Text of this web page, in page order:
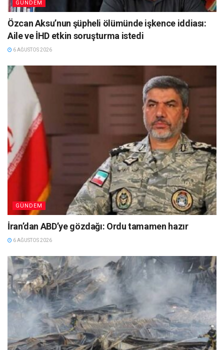
GÜNDEM
Özcan Aksu’nun şüpheli ölümünde işkence iddiası:
Aile ve İHD etkin soruşturma istedi
6 AĞUSTOS 2026
GÜNDEM
İran’dan ABD’ye gözdağı: Ordu tamamen hazır
6 AĞUSTOS 2026